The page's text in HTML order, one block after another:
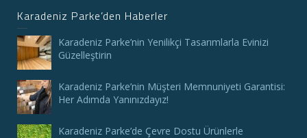
Karadeniz Parke’den Haberler
Karadeniz Parke’nin Yenilikçi Tasarımlarla Evinizi
Güzelleştirin
Karadeniz Parke’nin Müşteri Memnuniyeti Garantisi:
Her Adımda Yanınızdayız!
Karadeniz Parke’de Çevre Dostu Ürünlerle